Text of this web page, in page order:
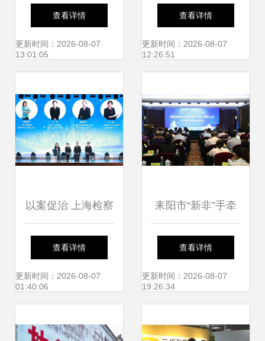
钻采专用设备行业
投资前景分析报告
查看详情
更新时间：2026-08-07
13:01:05
向，提升社会经济
咨询服务能力——
查看详情
更新时间：2026-08-07
12:26:51
以案促治 上海检察
机关以新型案件办
理推动经济社会民
查看详情
更新时间：2026-08-07
01:40:06
耒阳市“新非”手牵
手 建功新时代主题
活动揭幕，助推社
查看详情
更新时间：2026-08-07
19:26:34